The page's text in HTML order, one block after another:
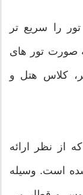
را سریع تر
به صورت تور های
کلاس هتل و
از نظر ارائه
است. وسیله